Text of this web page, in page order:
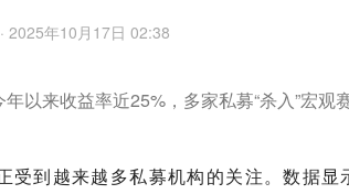
· 2025年10月17日 02:38
以来收益率近25%，多家私募“杀入”宏观赛
受到越来越多私募机构的关注。数据